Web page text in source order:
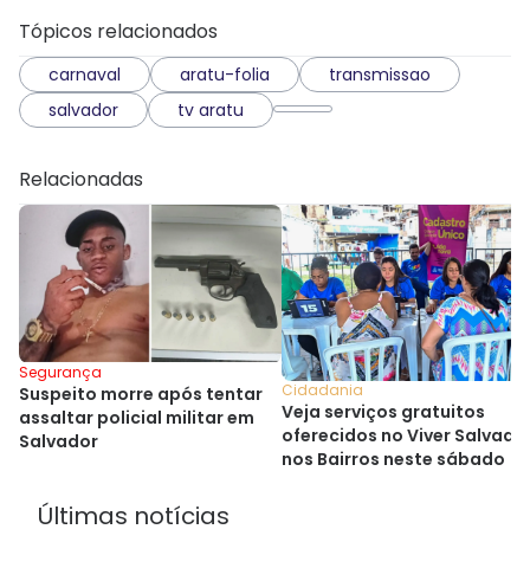
Tópicos relacionados
carnaval aratu-folia
transmissao
salvador
tv aratu
Relacionadas
Segurança
Suspeito morre após tentar
assaltar policial militar em
Salvador
Cidadania
Veja serviços gratuitos
oferecidos no Viver
nos Bairros neste sábado
Últimas notícias